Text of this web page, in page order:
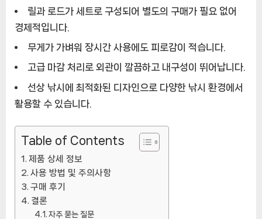
릴과 로드가 세트로 구성되어 별도의 구매가 필요 없어
경제적입니다.
무게가 가벼워 장시간 사용에도 피로감이 적습니다.
고급 마감 처리로 외관이 깔끔하고 내구성이 뛰어납니다.
선상 낚시에 최적화된 디자인으로 다양한 낚시 환경에서
활용할 수 있습니다.
Table of Contents
제품 상세 정보
사용 방법 및 주의사항
구매 후기
결론
자주 묻는 질문